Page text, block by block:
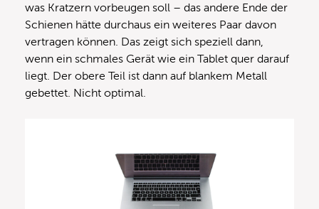
was Kratzern vorbeugen soll – das andere Ende der
Schienen hätte durchaus ein weiteres Paar davon
vertragen können. Das zeigt sich speziell dann,
wenn ein schmales Gerät wie ein Tablet quer darauf
liegt. Der obere Teil ist dann auf blankem Metall
gebettet. Nicht optimal.